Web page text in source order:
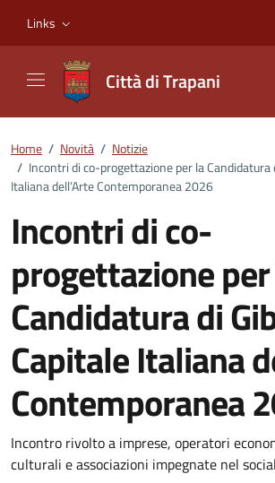
Links
Città di Trapani
Home / Novità / Notizie
/ Incontri di co-progettazione per la Candidatura
Italiana dell’Arte Contemporanea 2026
Incontri di co-
progettazione
Candidatura di
Capitale Italiana
Contemporanea
Dettagli della notizia
Incontro rivolto a imprese, operatori
culturali e associazioni impegnate nel